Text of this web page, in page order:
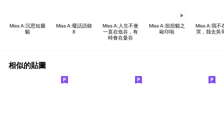
Miss A:沉思短腿
貓
Miss A:廢話語錄
8
Miss A:人生不會
一直在低谷，有
時會在曼谷
Miss A:扭扭貓之
歐印啦
Miss A:我不
哭，我去吳
相似的貼圖